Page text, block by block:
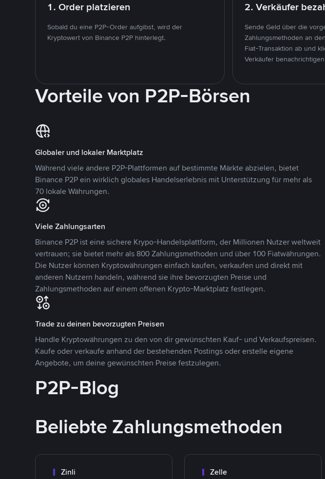
1. Order platzieren
Sobald du eine P2P-Order aufgibst, wird der
Kryptowert von Binance P2P hinterlegt.
2. Verkäufer
Sende Geld über die
Zahlungsmethoden an
Fiat-Transaktion ab und
Verkäufer
Vorteile von P2P-Börsen
Globaler und lokaler Marktplatz
Während viele andere P2P-Plattformen auf bestimmte Märkte abzielen, bietet
Binance P2P ein wirklich globales Handelserlebnis mit Unterstützung für mehr als
70 lokale Währungen.
Viele Zahlungsarten
Binance P2P ist eine sichere Krypo-Handelsplattform, der Millionen Nutzer weltweit
vertrauen; sie bietet mehr als 800 Zahlungsmethoden und über 100 Fiatwährungen.
Die Nutzer können Kryptowährungen einfach kaufen, verkaufen und direkt mit
anderen Nutzern handeln, während sie ihre bevorzugten Preise und
Zahlungsmethoden auf einem offenen Krypto-Marktplatz festlegen.
Trade zu deinen bevorzugten Preisen
Handle Kryptowährungen zu den von dir gewünschten Kauf- und Verkaufspreisen.
Kaufe oder verkaufe anhand der bestehenden Postings oder erstelle eigene
Angebote, um deine gewünschten Preise festzulegen.
P2P-Blog
Beliebte Zahlungsmethoden
Zinli Zelle